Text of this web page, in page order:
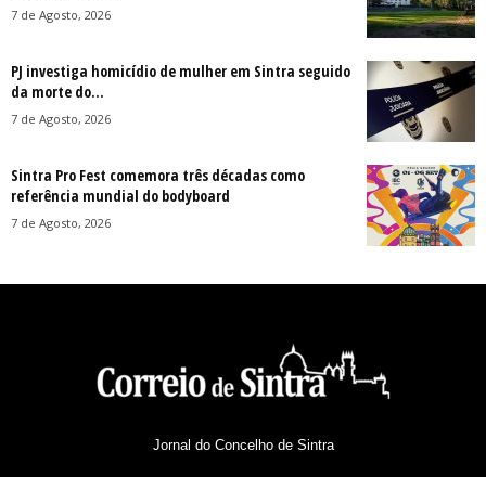
7 de Agosto, 2026
PJ investiga homicídio de mulher em Sintra seguido
da morte do...
7 de Agosto, 2026
Sintra Pro Fest comemora três décadas como
referência mundial do bodyboard
7 de Agosto, 2026
Jornal do Concelho de Sintra